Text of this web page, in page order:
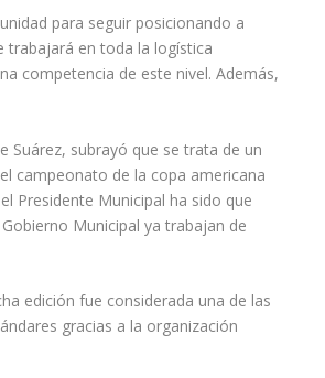
para seguir posicionando a
trabajará en toda la logística
competencia de este nivel. Además,
Suárez, subrayó que se trata de un
campeonato de la copa americana
Presidente Municipal ha sido que
Municipal ya trabajan de
edición fue considerada una de las
gracias a la organización